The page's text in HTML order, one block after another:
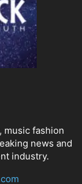
music fashion
news and
industry.